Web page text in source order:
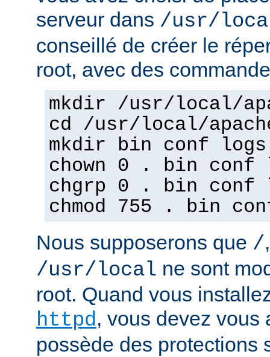
serveur dans /usr/
conseillé de créer le
root, avec des
mkdir /usr/local/
cd /usr/local/
mkdir bin conf logs
chown 0 . bin conf
chgrp 0 . bin conf
chmod 755 . bin
Nous supposerons que /
/usr/local ne sont
root. Quand vous
httpd, vous devez vous
possède des protections